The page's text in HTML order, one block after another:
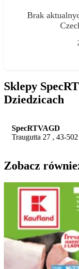
Brak
Sklepy
Dziedzicach
SpecRTVAGD
Traugutta 27 , 43-
Zobacz